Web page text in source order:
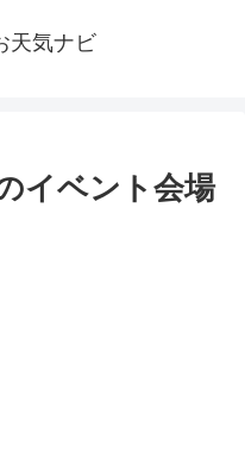
天気ナビ
イベント会場